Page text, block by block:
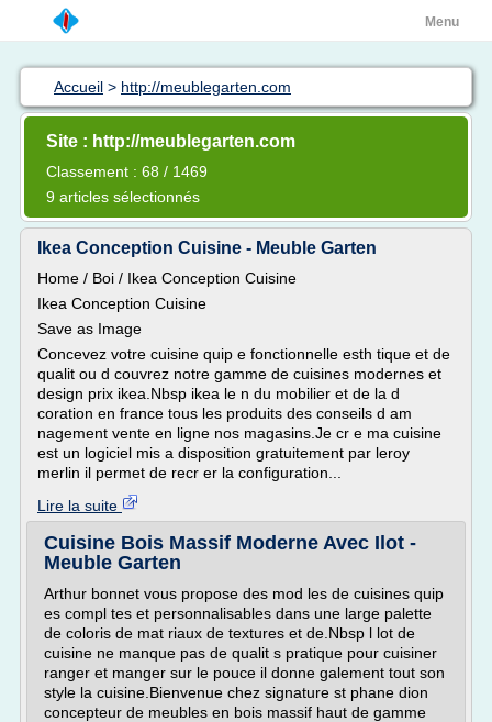
Menu
Accueil > http://meublegarten.com
Site : http://meublegarten.com
Classement : 68 / 1469
9 articles sélectionnés
Ikea Conception Cuisine - Meuble Garten
Home / Boi / Ikea Conception Cuisine
Ikea Conception Cuisine
Save as Image
Concevez votre cuisine quip e fonctionnelle esth tique et de
qualit ou d couvrez notre gamme de cuisines modernes et
design prix ikea.Nbsp ikea le n du mobilier et de la d
coration en france tous les produits des conseils d am
nagement vente en ligne nos magasins.Je cr e ma cuisine
est un logiciel mis a disposition gratuitement par leroy
merlin il permet de recr er la configuration...
Lire la suite
Cuisine Bois Massif Moderne Avec Ilot -
Meuble Garten
Arthur bonnet vous propose des mod les de cuisines quip
es compl tes et personnalisables dans une large palette
de coloris de mat riaux de textures et de.Nbsp l lot de
cuisine ne manque pas de qualit s pratique pour cuisiner
ranger et manger sur le pouce il donne galement tout son
style la cuisine.Bienvenue chez signature st phane dion
concepteur de meubles en bois massif haut de gamme